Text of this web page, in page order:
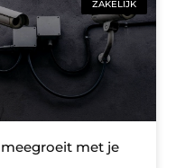
ZAKELIJK
met je